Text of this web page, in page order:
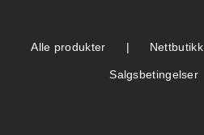
Alle produkter Nettbutikk
Salgsbetingelser